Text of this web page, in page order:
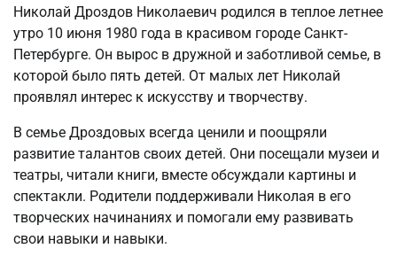
Николай Дроздов Николаевич родился в теплое летнее
утро 10 июня 1980 года в красивом городе Санкт-
Петербурге. Он вырос в дружной и заботливой семье, в
которой было пять детей. От малых лет Николай
проявлял интерес к искусству и творчеству.
В семье Дроздовых всегда ценили и поощряли
развитие талантов своих детей. Они посещали музеи и
театры, читали книги, вместе обсуждали картины и
спектакли. Родители поддерживали Николая в его
творческих начинаниях и помогали ему развивать
свои навыки и навыки.